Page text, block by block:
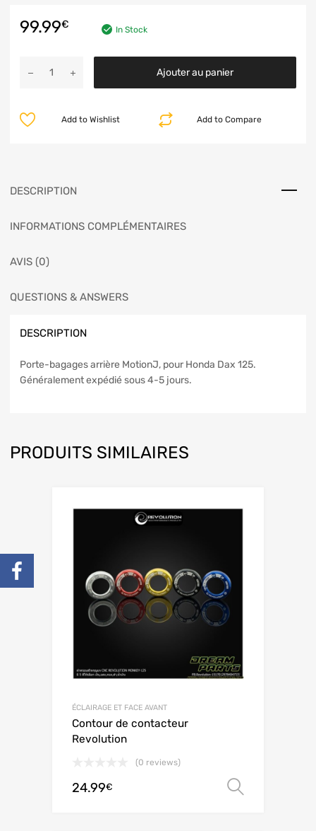
99.99€ In Stock
Ajouter au panier
Add to Compare
Add to Wishlist
DESCRIPTION
INFORMATIONS COMPLÉMENTAIRES
AVIS (0)
QUESTIONS & ANSWERS
DESCRIPTION
Porte-bagages arrière MotionJ, pour Honda Dax 125.
Généralement expédié sous 4-5 jours.
PRODUITS SIMILAIRES
ÉCLAIRAGE ET FACE AVANT
Contour de contacteur
Revolution
(0 reviews)
24.99€